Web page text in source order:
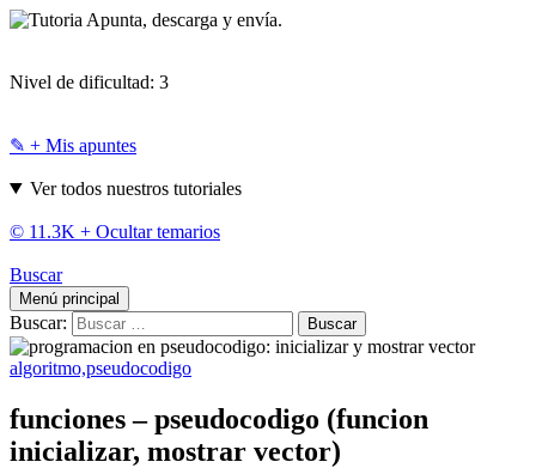
Apunta, descarga y envía.
Nivel de dificultad: 3
✎ + Mis apuntes
Ver todos nuestros tutoriales
© 11.3K + Ocultar temarios
Buscar
Menú principal
Buscar:
algoritmo,pseudocodigo
funciones – pseudocodigo (funcion
inicializar, mostrar vector)